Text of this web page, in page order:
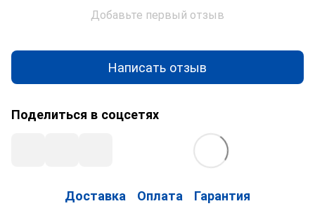
Добавьте первый отзыв
Написать отзыв
Поделиться в соцсетях
Доставка Оплата Гарантия